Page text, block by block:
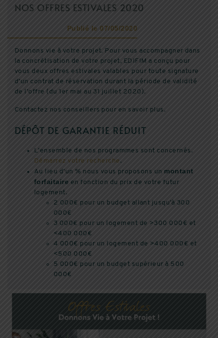
NOS OFFRES ESTIVALES 2020
Publié le 07/05/2020
Donnons vie à votre projet. Pour vous accompagner dans
la concrétisation de votre projet, EDIFIM a conçu pour
vous deux offres estivales valables pour toute signature
d’un contrat de réservation durant la période de validité
de l’offre (du 1er mai au 31 juillet 2020).
Contactez nos conseillers pour en savoir plus.
DÉPÔT DE GARANTIE RÉDUIT
L’ensemble de nos programmes sont concernés.
Démarrez votre recherche.
Au lieu d’un % nous vous proposons un montant
forfaitaire en fonction du prix de votre futur
logement.
2 000€ pour un budget allant jusqu’à 300
000€
3 000€ pour un logement de >300 000€ et
<400 000€
4 000€ pour un logement de >400 000€ et
<500 000€
5 000€ pour un budget supérieur à 500
000€